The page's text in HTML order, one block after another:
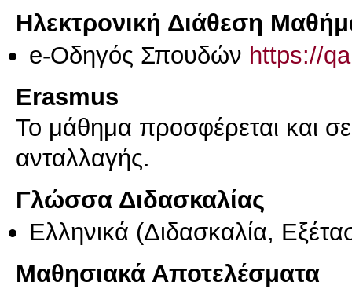
Ηλεκτρονική Διάθεση
e-Οδηγός Σπουδών https://
Erasmus
Το μάθημα προσφέρεται και
ανταλλαγής.
Γλώσσα Διδασκαλίας
Ελληνικά (Διδασκαλία,
Μαθησιακά Αποτελέσματα